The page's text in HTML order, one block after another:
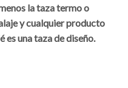
la taza termo o
y cualquier producto
es una taza de diseño.